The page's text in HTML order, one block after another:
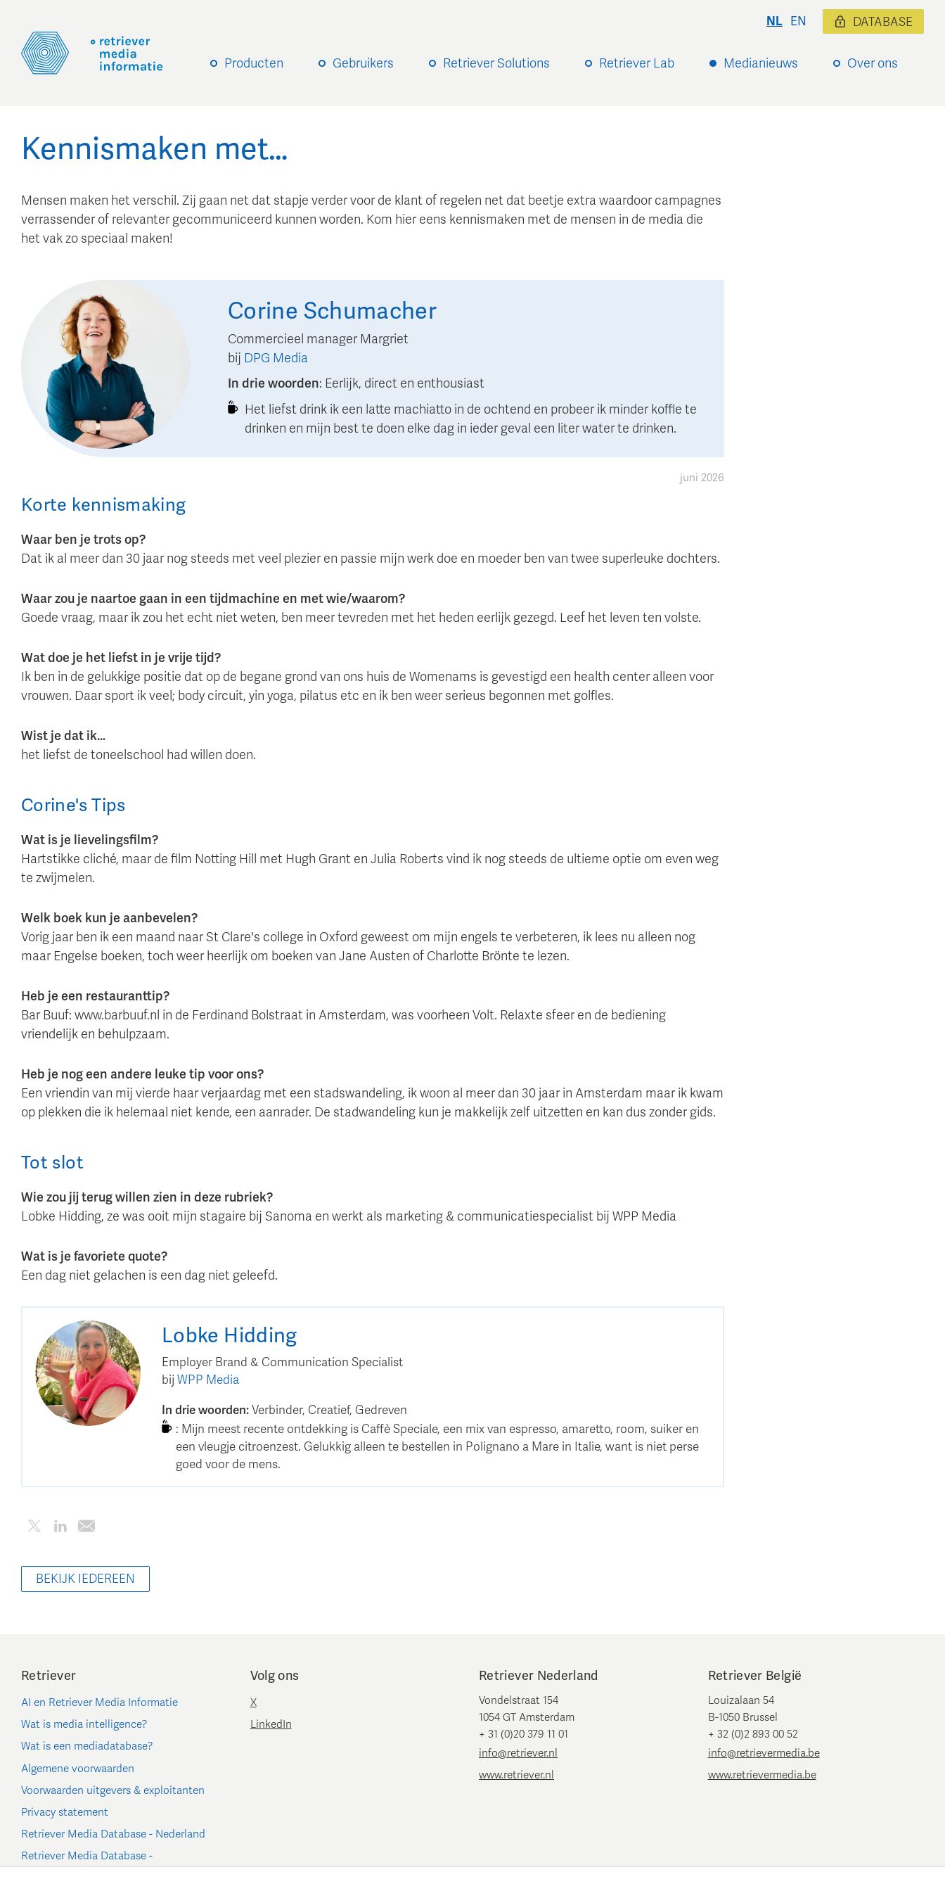
Producten Gebruikers Retriever Solutions Retriever Lab Medianieuws Over ons
NL EN DATABASE
Kennismaken met…
Mensen maken het verschil. Zij gaan net dat stapje verder voor de klant of regelen net dat beetje extra waardoor campagnes
verrassender of relevanter gecommuniceerd kunnen worden. Kom hier eens kennismaken met de mensen in de media die
het vak zo speciaal maken!
Corine Schumacher
Commercieel manager Margriet
bij DPG Media
In drie woorden: Eerlijk, direct en enthousiast
Het liefst drink ik een latte machiatto in de ochtend en probeer ik minder koffie te
drinken en mijn best te doen elke dag in ieder geval een liter water te drinken.
juni 2026
Korte kennismaking
Waar ben je trots op?
Dat ik al meer dan 30 jaar nog steeds met veel plezier en passie mijn werk doe en moeder ben van twee superleuke dochters.
Waar zou je naartoe gaan in een tijdmachine en met wie/waarom?
Goede vraag, maar ik zou het echt niet weten, ben meer tevreden met het heden eerlijk gezegd. Leef het leven ten volste.
Wat doe je het liefst in je vrije tijd?
Ik ben in de gelukkige positie dat op de begane grond van ons huis de Womenams is gevestigd een health center alleen voor
vrouwen. Daar sport ik veel; body circuit, yin yoga, pilatus etc en ik ben weer serieus begonnen met golfles.
Wist je dat ik…
het liefst de toneelschool had willen doen.
Corine'sTips
Wat is je lievelingsfilm?
Hartstikke cliché, maar de film Notting Hill met Hugh Grant en Julia Roberts vind ik nog steeds de ultieme optie om even weg
te zwijmelen.
Welk boek kun je aanbevelen?
Vorig jaar ben ik een maand naar St Clare's college in Oxford geweest om mijn engels te verbeteren, ik lees nu alleen nog
maar Engelse boeken, toch weer heerlijk om boeken van Jane Austen of Charlotte Brönte te lezen.
Heb je een restauranttip?
Bar Buuf: www.barbuuf.nl in de Ferdinand Bolstraat in Amsterdam, was voorheen Volt. Relaxte sfeer en de bediening
vriendelijk en behulpzaam.
Heb je nog een andere leuke tip voor ons?
Een vriendin van mij vierde haar verjaardag met een stadswandeling, ik woon al meer dan 30 jaar in Amsterdam maar ik kwam
op plekken die ik helemaal niet kende, een aanrader. De stadwandeling kun je makkelijk zelf uitzetten en kan dus zonder gids.
Tot slot
Wie zou jij terug willen zien in deze rubriek?
Lobke Hidding, ze was ooit mijn stagaire bij Sanoma en werkt als marketing & communicatiespecialist bij WPP Media
Wat is je favoriete quote?
Een dag niet gelachen is een dag niet geleefd.
Lobke Hidding
Employer Brand & Communication Specialist
bij WPP Media
In drie woorden:Verbinder, Creatief, Gedreven
: Mijn meest recente ontdekking is Caffè Speciale, een mix van espresso, amaretto, room, suiker en
een vleugje citroenzest. Gelukkig alleen te bestellen in Polignano a Mare in Italie, want is niet perse
goed voor de mens.
BEKIJK IEDEREEN
Retriever
AI en Retriever Media Informatie
Wat is media intelligence?
Wat is een mediadatabase?
Algemene voorwaarden
Voorwaarden uitgevers & exploitanten
Privacy statement
Retriever Media Database - Nederland
Retriever Media Database -
Volg ons
X
LinkedIn
Retriever Nederland
Vondelstraat 154
1054 GT Amsterdam
+ 31 (0)20 379 11 01
info@retriever.nl
www.retriever.nl
Retriever België
Louizalaan 54
B-1050 Brussel
+ 32 (0)2 893 00 52
info@retrievermedia.be
www.retrievermedia.be